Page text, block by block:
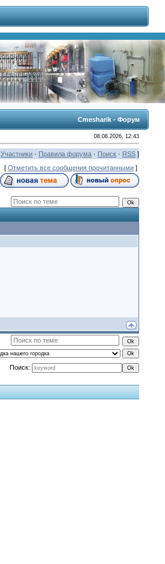
Cmesharik - Форум
08.08.2026, 12:43
Участники· Правила форума· Поиск· RSS]
[ Отметить все сообщения прочитанными]
Поиск: